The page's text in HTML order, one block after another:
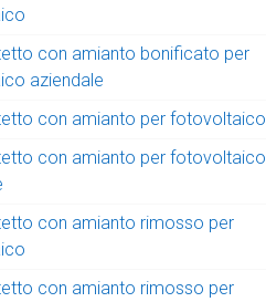
con amianto bonificato per
aziendale
con amianto per fotovoltaico
con amianto per fotovoltaico
con amianto rimosso per
con amianto rimosso per